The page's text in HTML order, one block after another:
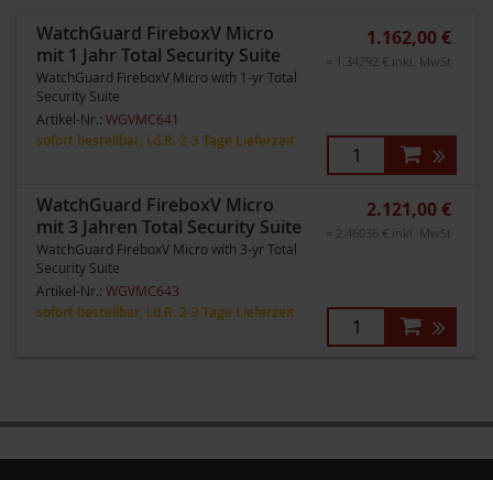
WatchGuard FireboxV Micro
mit 1 Jahr Total Security Suite
WatchGuard FireboxV Micro with 1-yr Total
Security Suite
Artikel-Nr.: WGVMC641
sofort bestellbar, i.d.R. 2-3 Tage Lieferzeit
1.162,00 €
= 1.34792 € inkl. MwSt
WatchGuard FireboxV Micro
mit 3 Jahren Total Security Suite
WatchGuard FireboxV Micro with 3-yr Total
Security Suite
Artikel-Nr.: WGVMC643
sofort bestellbar, i.d.R. 2-3 Tage Lieferzeit
2.121,00 €
= 2.46036 € inkl. MwSt
Ende
Anfang